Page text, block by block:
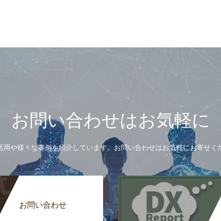
お問い合わせはお気軽に
用や様々な事例を紹介しています。お問い合わせはお気軽にお寄せく
お問い合わせ